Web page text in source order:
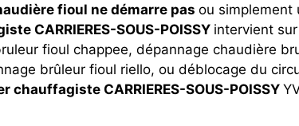
fioul ne démarre pas ou simplement
CARRIERES-SOUS-POISSY intervient
fioul chappee, dépannage chaudière
brûleur fioul riello, ou déblocage du
chauffagiste CARRIERES-SOUS-POISSY